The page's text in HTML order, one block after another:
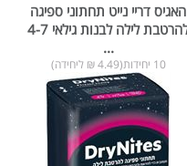
האגיס דריי נייט תחתוני ספיגה
להרטבת לילה לבנות גילאי 4-7
...
10 יחידות(4.49 ₪ ליחידה)